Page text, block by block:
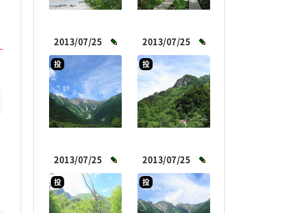
2013/07/25
投
2013/07/25
投
2013/07/25
投
2013/07/25
投